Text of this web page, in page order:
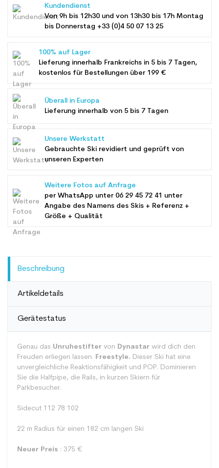
Kundendienst
Von 9h bis 12h30 und von 13h30 bis 17h Montag
bis Donnerstag +33 (0)4 50 07 13 25
100% auf Lager
Lieferung innerhalb Frankreichs in 5 bis 7 Tagen,
kostenlos für Bestellungen über 199 €
Überall in Europa
Lieferung innerhalb von 5 bis 7 Tagen
Unsere Werkstatt
Gebrauchte Ski revidiert und geprüft von
unseren Experten
Weitere Fotos auf Anfrage
per WhatsApp unter 06 29 45 72 41 unter
Angabe des Namens des Skis + Referenz +
Größe + Qualität
Beschreibung
Artikeldetails
Gerätestatus
Genau das Unruhestifter von Dynastar wird dich den
Freuden erliegen lassen. Freestyle. Dieser Ski hat eine
unvergleichliche Reaktionsfähigkeit und POP. Dominieren
Sie die Halfpipe, die Rails, in kurzen Skiern für
Parkbesucher.
Sidecut 112 78 102
22 m Radius für einen 182 cm langen Ski
Neuer Preis : 375 €